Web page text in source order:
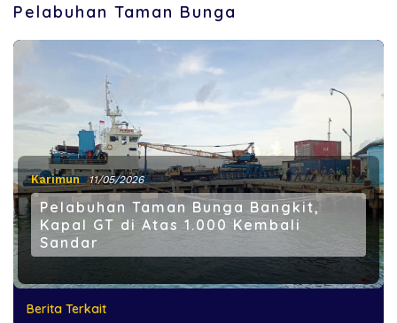
Pelabuhan Taman Bunga
Karimun 11/05/2026
Pelabuhan Taman Bunga Bangkit,
Kapal GT di Atas 1.000 Kembali
Sandar
Berita Terkait